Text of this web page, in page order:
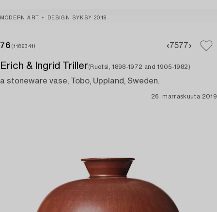
MODERN ART + DESIGN SYKSY 2019
76 (1189341) 7577
Erich & Ingrid Triller(Ruotsi, 1898-1972 and 1905-1982)
a stoneware vase, Tobo, Uppland, Sweden.
26. marraskuuta 2019